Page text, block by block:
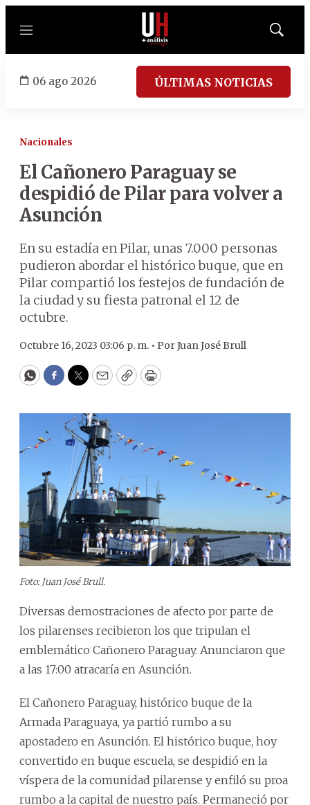
Menú
Mostrar
06 ago 2026 ÚLTIMAS NOTICIAS
Nacionales
El Cañonero Paraguay se
despidió de Pilar para volver a
Asunción
En su estadía en Pilar, unas 7.000 personas
pudieron abordar el histórico buque, que en
Pilar compartió los festejos de fundación de
la ciudad y su fiesta patronal el 12 de
octubre.
Octubre 16, 2023 03:06 p. m. • PorJuan José Brull
WhatsApp
Facebook
Twitter
EmailCopyPrint
Foto: Juan José Brull.
Diversas demostraciones de afecto por parte de
los pilarenses recibieron los que tripulan el
emblemático Cañonero Paraguay. Anunciaron que
a las 17:00 atracaría en Asunción.
El Cañonero Paraguay, histórico buque de la
Armada Paraguaya, ya partió rumbo a su
apostadero en Asunción. El histórico buque, hoy
convertido en buque escuela, se despidió en la
víspera de la comunidad pilarense y enfiló su proa
rumbo a la capital de nuestro país. Permaneció por